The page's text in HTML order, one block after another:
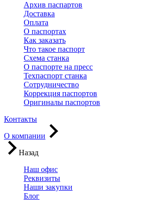
Архив паспартов
Доставка
Оплата
О паспортах
Как заказать
Что такое паспорт
Схема станка
О паспорте на пресс
Техпаспорт станка
Сотрудничество
Коррекция паспортов
Оригиналы паспортов
Контакты
О компании
Назад
Наш офис
Реквизиты
Наши закупки
Блог